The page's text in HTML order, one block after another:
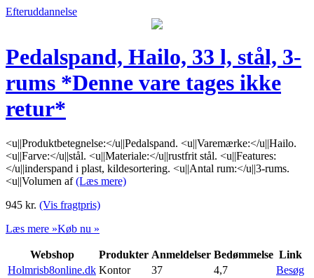
Efteruddannelse
Pedalspand, Hailo, 33 l, stål, 3-
rums *Denne vare tages ikke
retur*
<u||Produktbetegnelse:</u||Pedalspand. <u||Varemærke:</u||Hailo.
<u||Farve:</u||stål. <u||Materiale:</u||rustfrit stål. <u||Features:
</u||inderspand i plast, kildesortering. <u||Antal rum:</u||3-rums.
<u||Volumen af(Læs mere)
945 kr. (Vis fragtpris)
Læs mere »Køb nu »
Webshop Produkter Anmeldelser Bedømmelse Link
Holmrisb8online.dk Kontor 37 4,7
Besøg